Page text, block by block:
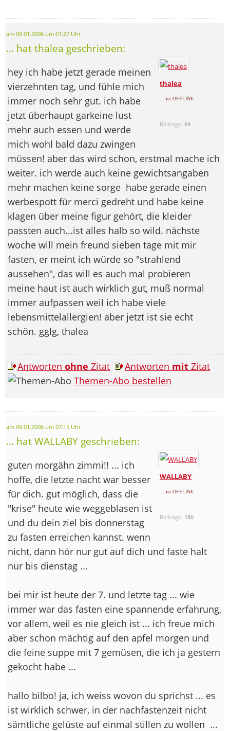
am 09.01.2006 um 01:37 Uhr
... hat thalea geschrieben:
thalea
... ist OFFLINE
Beiträge:64
hey ich habe jetzt gerade meinen
vierzehnten tag, und fühle mich
immer noch sehr gut. ich habe
jetzt überhaupt garkeine lust
mehr auch essen und werde
mich wohl bald dazu zwingen
müssen! aber das wird schon, erstmal mache ich
weiter. ich werde auch keine gewichtsangaben
mehr machen keine sorge habe gerade einen
werbespott für merci gedreht und habe keine
klagen über meine figur gehört, die kleider
passten auch...ist alles halb so wild. nächste
woche will mein freund sieben tage mit mir
fasten, er meint ich würde so "strahlend
aussehen", das will es auch mal probieren
meine haut ist auch wirklich gut, muß normal
immer aufpassen weil ich habe viele
lebensmittelallergien! aber jetzt ist sie echt
schön. gglg, thalea
Antworten ohne Zitat Antworten mit Zitat
Themen-Abo bestellen
am 09.01.2006 um 07:15 Uhr
... hat WALLABY geschrieben:
WALLABY
... ist OFFLINE
Beiträge: 186
guten morgähn zimmi!! ... ich
hoffe, die letzte nacht war besser
für dich. gut möglich, dass die
"krise" heute wie weggeblasen ist
und du dein ziel bis donnerstag
zu fasten erreichen kannst. wenn
nicht, dann hör nur gut auf dich und faste halt
nur bis dienstag ...
bei mir ist heute der 7. und letzte tag ... wie
immer war das fasten eine spannende erfahrung,
vor allem, weil es nie gleich ist ... ich freue mich
aber schon mächtig auf den apfel morgen und
die feine suppe mit 7 gemüsen, die ich ja gestern
gekocht habe ...
hallo bilbo! ja, ich weiss wovon du sprichst ... es
ist wirklich schwer, in der nachfastenzeit nicht
sämtliche gelüste auf einmal stillen zu wollen ...